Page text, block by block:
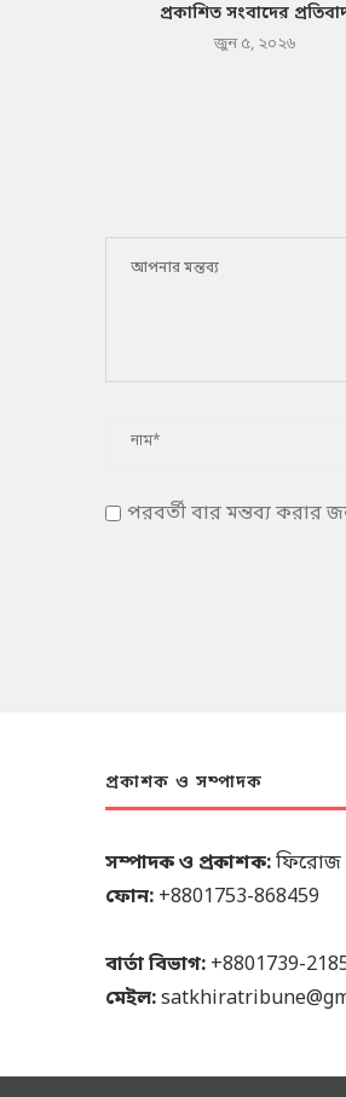
প্রকাশিত সংবাদের
জুন ৫, ২০২৬
পরবর্তী বার মন্তব্য করার
প্রকাশক ও সম্পাদক
সম্পাদক ও প্রকাশক:ফিরোজ
ফোন: +8801753-868459
বার্তা বিভাগ: +8801739-
মেইল: